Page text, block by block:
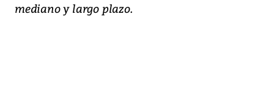
mediano y largo plazo.